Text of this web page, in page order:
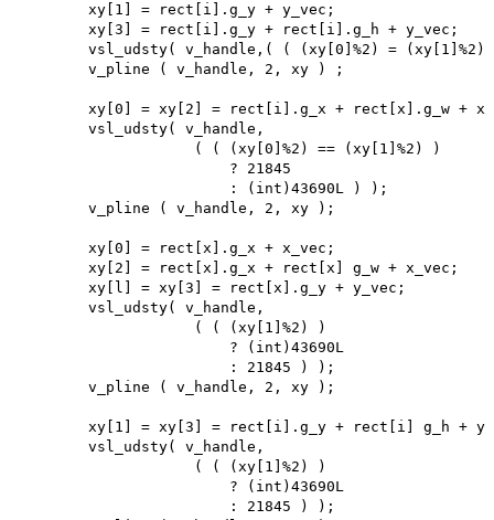
        xy[1] = rect[i].g_y + y_vec;
        xy[3] = rect[i].g_y + rect[i].g_h + y_vec;
vsl_udsty( v_handle,( ( (xy[0]%2) = (xy[1]%2)
        v_pline ( v_handle, 2, xy ) ;
xy[0] = xy[2] = rect[i].g_x + rect[x].g_w +
        vsl_udsty( v_handle,
                    ( ( (xy[0]%2) == (xy[1]%2) )
                        ? 21845
                        : (int)43690L ) );
        v_pline ( v_handle, 2, xy );
        xy[0] = rect[x].g_x + x_vec;
        xy[2] = rect[x].g_x + rect[x] g_w + x_vec;
        xy[l] = xy[3] = rect[x].g_y + y_vec;
        vsl_udsty( v_handle,
                    ( ( (xy[1]%2) )
                        ? (int)43690L
                        : 21845 ) );
        v_pline ( v_handle, 2, xy );
xy[1] = xy[3] = rect[i].g_y + rect[i] g_h +
        vsl_udsty( v_handle,
                    ( ( (xy[1]%2) )
                        ? (int)43690L
                        : 21845 ) );